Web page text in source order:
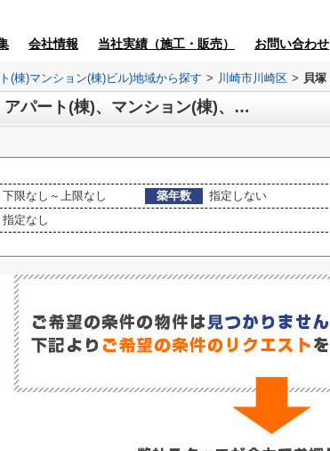
会社情報 当社実績（施工・販売） お問い合わせ
(棟)マンション(棟)ビル)地域から探す > 川崎市川崎区 > 貝塚
貝塚 マンション、投資マンション、アパート(棟)、マンション(棟)、ビル一覧
下限なし～上限なし 築年数
指定しない
指定なし